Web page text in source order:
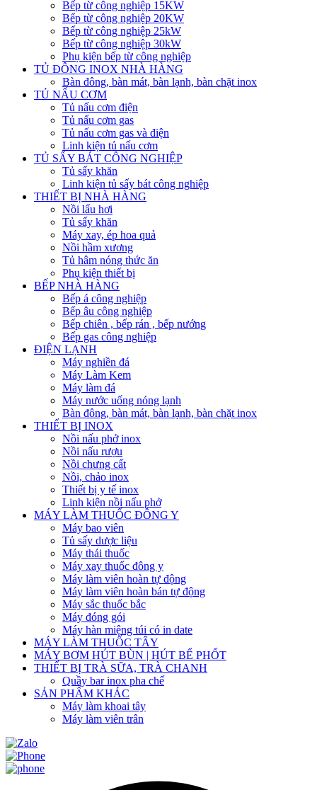
Bếp từ công nghiệp 15KW
Bếp từ công nghiệp 20KW
Bếp từ công nghiệp 25kW
Bếp từ công nghiệp 30kW
Phụ kiện bếp từ công nghiệp
TỦ ĐÔNG INOX NHÀ HÀNG
Bàn đông, bàn mát, bàn lạnh, bàn chặt inox
TỦ NẤU CƠM
Tủ nấu cơm điện
Tủ nấu cơm gas
Tủ nấu cơm gas và điện
Linh kiện tủ nấu cơm
TỦ SẤY BÁT CÔNG NGHIỆP
Tủ sấy khăn
Linh kiện tủ sấy bát công nghiệp
THIẾT BỊ NHÀ HÀNG
Nồi lẩu hơi
Tủ sấy khăn
Máy xay, ép hoa quả
Nồi hầm xương
Tủ hâm nóng thức ăn
Phụ kiện thiết bị
BẾP NHÀ HÀNG
Bếp á công nghiệp
Bếp âu công nghiệp
Bếp chiên , bếp rán , bếp nướng
Bếp gas công nghiệp
ĐIỆN LẠNH
Máy nghiền đá
Máy Làm Kem
Máy làm đá
Máy nước uống nóng lạnh
Bàn đông, bàn mát, bàn lạnh, bàn chặt inox
THIẾT BỊ INOX
Nồi nấu phở inox
Nồi nấu rượu
Nồi chưng cất
Nồi, chảo inox
Thiết bị y tế inox
Linh kiện nồi nấu phở
MÁY LÀM THUỐC ĐÔNG Y
Máy bao viên
Tủ sấy dược liệu
Máy thái thuốc
Máy xay thuốc đông y
Máy làm viên hoàn tự động
Máy làm viên hoàn bán tự động
Máy sắc thuốc bắc
Máy đóng gói
Máy hàn miệng túi có in date
MÁY LÀM THUỐC TÂY
MÁY BƠM HÚT BÙN | HÚT BỂ PHỐT
THIẾT BỊ TRÀ SỮA, TRÀ CHANH
Quầy bar inox pha chế
SẢN PHẨM KHÁC
Máy làm khoai tây
Máy làm viên trân